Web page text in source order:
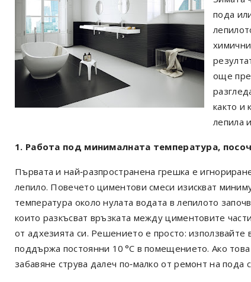
пода
още
както и
лепила
1. Работа под минималната температура,
Първата и най‑разпространена грешка е
лепило. Повечето циментови смеси изискват
температура около нулата водата в лепилото
които разкъсват връзката между циментовите
от адхезията си. Решението е просто:
поддържа постоянни 10 °C в помещението. Ако
забавяне струва далеч по‑малко от ремонт на пода